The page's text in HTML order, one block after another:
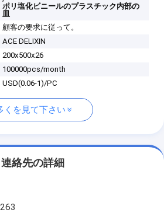
ポリ塩化ビニールのプラスチック内部の
皿
顧客の要求に従って。
ACE DELIXIN
200x500x26
100000pcs/month
USD(0.06-1)/PC
くを見て下さい
連絡先の詳細